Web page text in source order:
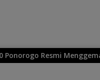
Resmi Menggema: